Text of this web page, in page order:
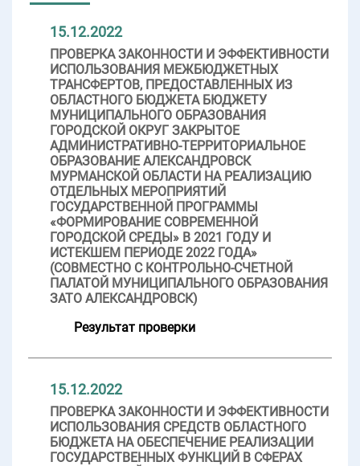
15.12.2022
ПРОВЕРКА ЗАКОННОСТИ И ЭФФЕКТИВНОСТИ
ИСПОЛЬЗОВАНИЯ МЕЖБЮДЖЕТНЫХ
ТРАНСФЕРТОВ, ПРЕДОСТАВЛЕННЫХ ИЗ
ОБЛАСТНОГО БЮДЖЕТА БЮДЖЕТУ
МУНИЦИПАЛЬНОГО ОБРАЗОВАНИЯ
ГОРОДСКОЙ ОКРУГ ЗАКРЫТОЕ
АДМИНИСТРАТИВНО-ТЕРРИТОРИАЛЬНОЕ
ОБРАЗОВАНИЕ АЛЕКСАНДРОВСК
МУРМАНСКОЙ ОБЛАСТИ НА РЕАЛИЗАЦИЮ
ОТДЕЛЬНЫХ МЕРОПРИЯТИЙ
ГОСУДАРСТВЕННОЙ ПРОГРАММЫ
«ФОРМИРОВАНИЕ СОВРЕМЕННОЙ
ГОРОДСКОЙ СРЕДЫ» В 2021 ГОДУ И
ИСТЕКШЕМ ПЕРИОДЕ 2022 ГОДА»
(СОВМЕСТНО С КОНТРОЛЬНО-СЧЕТНОЙ
ПАЛАТОЙ МУНИЦИПАЛЬНОГО ОБРАЗОВАНИЯ
ЗАТО АЛЕКСАНДРОВСК)
Результат проверки
15.12.2022
ПРОВЕРКА ЗАКОННОСТИ И ЭФФЕКТИВНОСТИ
ИСПОЛЬЗОВАНИЯ СРЕДСТВ ОБЛАСТНОГО
БЮДЖЕТА НА ОБЕСПЕЧЕНИЕ РЕАЛИЗАЦИИ
ГОСУДАРСТВЕННЫХ ФУНКЦИЙ В СФЕРАХ